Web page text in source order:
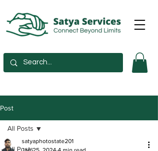
Post
All Posts
All Posts
satyaphotostate201